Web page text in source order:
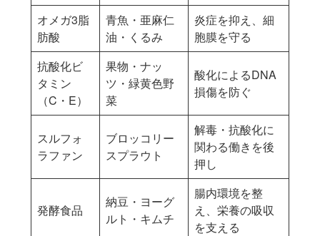
オメガ3脂
肪酸
青魚・亜麻仁
油・くるみ
炎症を抑え、細
胞膜を守る
抗酸化ビ
タミン
（C・E）
果物・ナッ
ツ・緑黄色野
菜
酸化によるDNA
損傷を防ぐ
スルフォ
ラファン
ブロッコリー
スプラウト
解毒・抗酸化に
関わる働きを後
押し
発酵食品
納豆・ヨーグ
ルト・キムチ
腸内環境を整
え、栄養の吸収
を支える